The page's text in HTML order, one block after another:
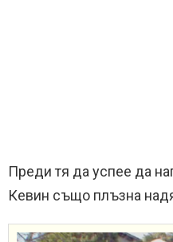
Преди тя да успее да
Кевин също плъзна